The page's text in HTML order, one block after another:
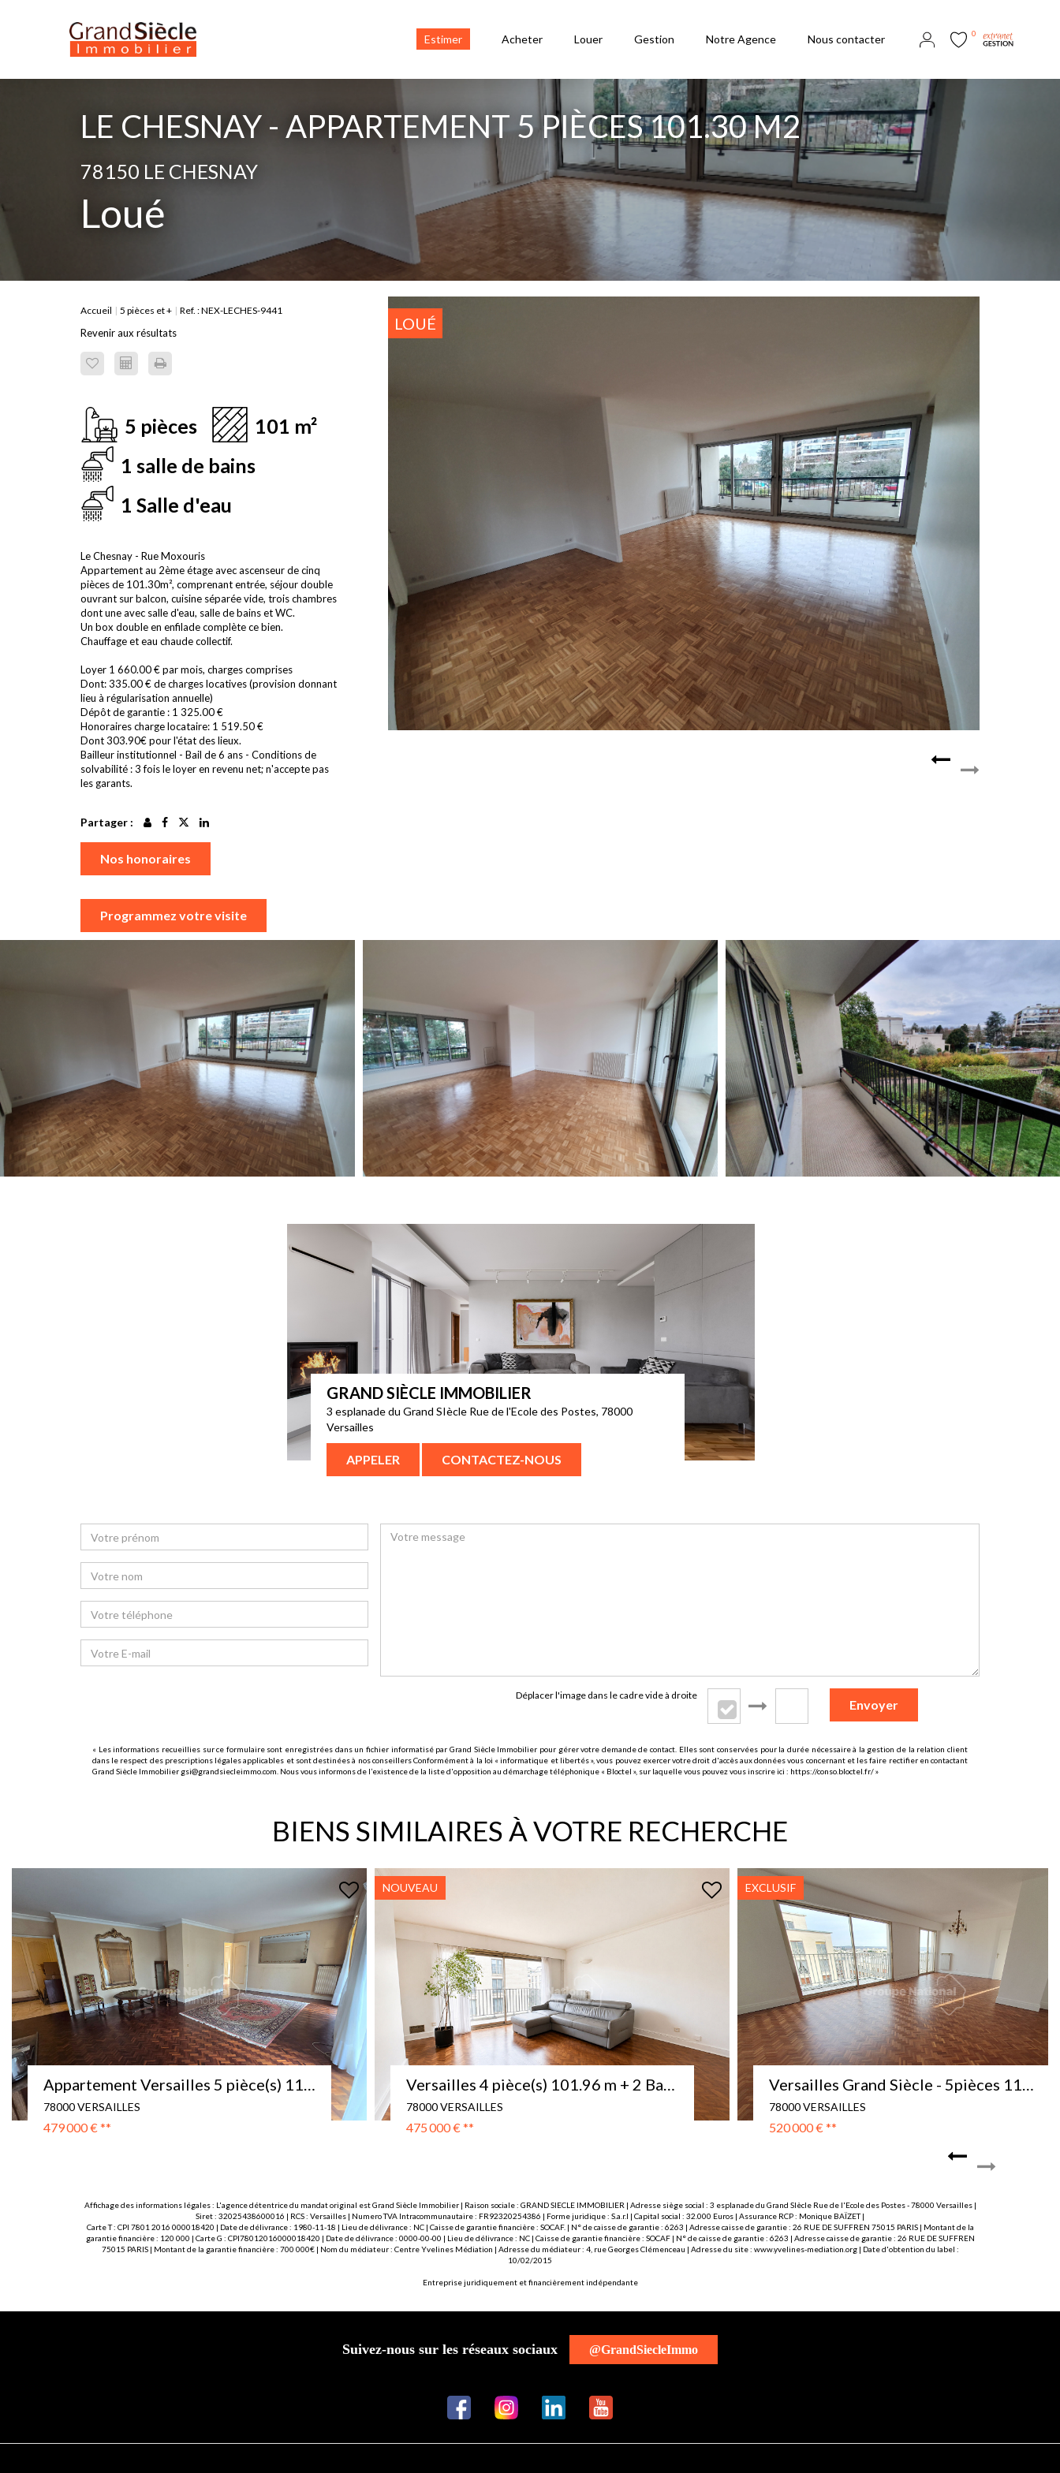
Estimer Acheter Louer Gestion Notre Agence Nous contacter 0
LE CHESNAY - APPARTEMENT 5 PIÈCES 101.30 M2
78150 LE CHESNAY
Loué
Accueil 5 pièces et + Ref. : NEX-LECHES-9441
Revenir aux résultats LOUÉ
5 pièces
101 m²
1 salle de bains
1 Salle d'eau
Le Chesnay - Rue Moxouris
Appartement au 2ème étage avec ascenseur de cinq
pièces de 101.30m², comprenant entrée, séjour double
ouvrant sur balcon, cuisine séparée vide, trois chambres
dont une avec salle d'eau, salle de bains et WC.
Un box double en enfilade complète ce bien.
Chauffage et eau chaude collectif.
Loyer 1 660.00 € par mois, charges comprises
Dont: 335.00 € de charges locatives (provision donnant
lieu à régularisation annuelle)
Dépôt de garantie : 1 325.00 €
Honoraires charge locataire: 1 519.50 €
Dont 303.90€ pour l'état des lieux.
Bailleur institutionnel - Bail de 6 ans - Conditions de
solvabilité : 3 fois le loyer en revenu net; n'accepte pas
les garants.
Partager :
Nos honoraires
Programmez votre visite
GRAND SIÈCLE IMMOBILIER
3 esplanade du Grand SIècle Rue de l'Ecole des Postes, 78000
Versailles
APPELER CONTACTEZ-NOUS
Déplacer l'image dans le cadre vide à droite
Envoyer
« Les informations recueillies sur ce formulaire sont enregistrées dans un fichier informatisé par Grand Siècle Immobilier pour gérer votre demande de contact. Elles sont conservées pour la durée nécessaire à la gestion de la relation client
dans le respect des prescriptions légales applicables et sont destinées à nos conseillers Conformément à la loi « informatique et libertés », vous pouvez exercer votre droit d'accès aux données vous concernant et les faire rectifier en contactant
Grand Siècle Immobilier gsi@grandsiecleimmo.com. Nous vous informons de l’existence de la liste d'opposition au démarchage téléphonique « Bloctel », sur laquelle vous pouvez vous inscrire ici : https://conso.bloctel.fr/»
BIENS SIMILAIRES À VOTRE RECHERCHE
Versailles 4 pièce(s) 101.96 m + 2 Balcons
78000 VERSAILLES
475 000 €**
EXCLUSIF
Versailles Grand Siècle - 5pièces 116 m² étage élevé avec balcons TBE
78000 VERSAILLES
520 000 €**
VERSAILLES- Montreuil - 5 Pièces 117m2 Balcons
78000 versailles
460 000 €**
Affichage des informations légales : L'agence détentrice du mandat original est Grand Siècle Immobilier | Raison sociale : GRAND SIECLE IMMOBILIER | Adresse siège social : 3 esplanade du Grand SIècle Rue de l'Ecole des Postes - 78000 Versailles |
Siret : 32025438600016 | RCS : Versailles | Numero TVA Intracommunautaire : FR92320254386 | Forme juridique : S.a.r.l | Capital social : 32.000 Euros | Assurance RCP : Monique BAÏZET |
Carte T : CPI 7801 2016 000018420 | Date de délivrance : 1980-11-18 | Lieu de délivrance : NC | Caisse de garantie financière : SOCAF. | N° de caisse de garantie : 6263 | Adresse caisse de garantie : 26 RUE DE SUFFREN 75015 PARIS | Montant de la
garantie financière : 120 000 | Carte G : CPI78012016000018420 | Date de délivrance : 0000-00-00 | Lieu de délivrance : NC | Caisse de garantie financière : SOCAF | N° de caisse de garantie : 6263 | Adresse caisse de garantie : 26 RUE DE SUFFREN
75015 PARIS | Montant de la garantie financière : 700 000€ | Nom du médiateur : Centre Yvelines Médiation | Adresse du médiateur : 4, rue Georges Clémenceau | Adresse du site : www.yvelines-mediation.org| Date d'obtention du label :
10/02/2015
Entreprise juridiquement et financièrement indépendante
Suivez-nous sur les réseaux sociaux @GrandSiecleImmo